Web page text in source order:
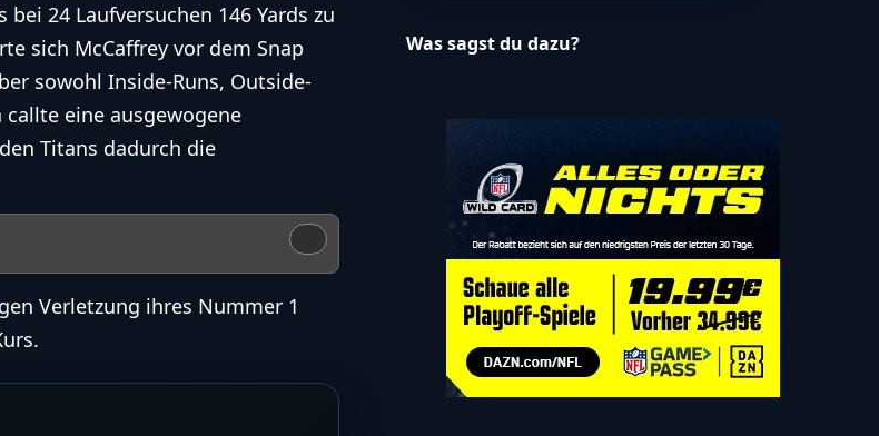
24 Laufversuchen 146 Yards zu
sich McCaffrey vor dem Snap
sowohl Inside-Runs, Outside-
callte eine ausgewogene
Titans dadurch die
Verletzung ihres Nummer 1
Was sagst du dazu?